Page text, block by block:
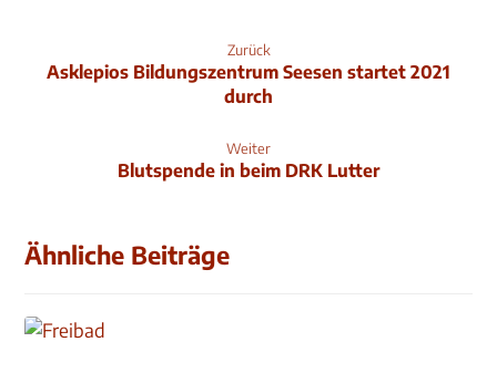
Zurück
Asklepios Bildungszentrum Seesen startet 2021
durch
Weiter
Blutspende in beim DRK Lutter
Ähnliche Beiträge